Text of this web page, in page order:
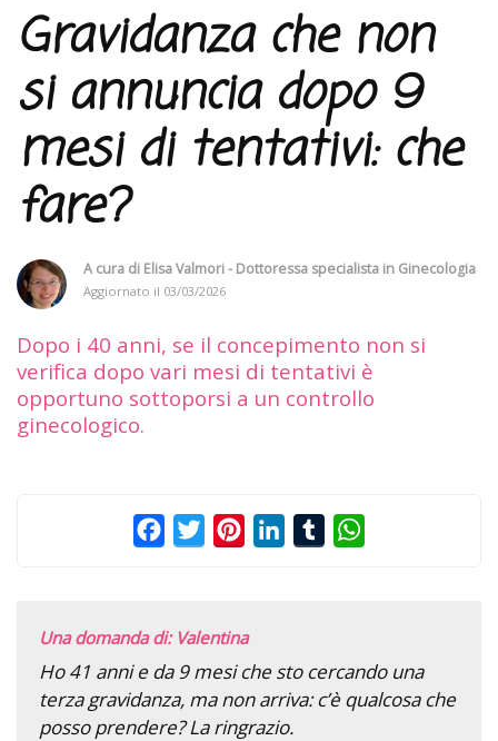
Gravidanza che non
si annuncia dopo 9
mesi di tentativi: che
fare?
A cura di Elisa Valmori - Dottoressa specialista in Ginecologia
Aggiornato il 03/03/2026
Dopo i 40 anni, se il concepimento non si
verifica dopo vari mesi di tentativi è
opportuno sottoporsi a un controllo
ginecologico.
FacebookTwitterPinterestLinkedInTumblr
Una domanda di: Valentina
Ho 41 anni e da 9 mesi che sto cercando una
terza gravidanza, ma non arriva: c’è qualcosa che
posso prendere? La ringrazio.